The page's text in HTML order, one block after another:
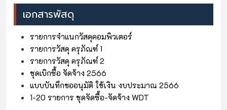
เอกสารพัสดุ
รายการจำแนกวัสดุคอมพิวเตอร์
รายการวัสดุ ครุภัณฑ์ 1
รายการวัสดุ ครุภัณฑ์ 2
ชุดเบิกซื้อ จัดจ้าง 2566
แบบบันทึกขออนุมัติ ใช้เงิน งบประมาณ 2566
1-20 รายการ ชุดจัดซื้อ-จัดจ้าง WDT